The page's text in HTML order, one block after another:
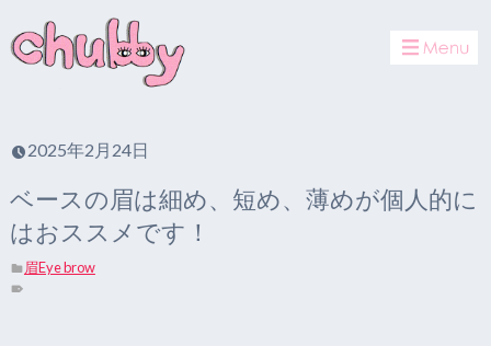
2025年2月24日
ベースの眉は細め、短め、薄めが個人的に
はおススメです！
眉Eye brow